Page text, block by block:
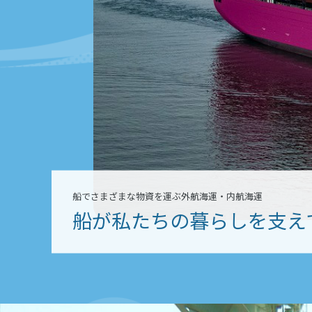
船でさまざまな物資を運ぶ外航海運・内航海運
船が私たちの暮らしを支